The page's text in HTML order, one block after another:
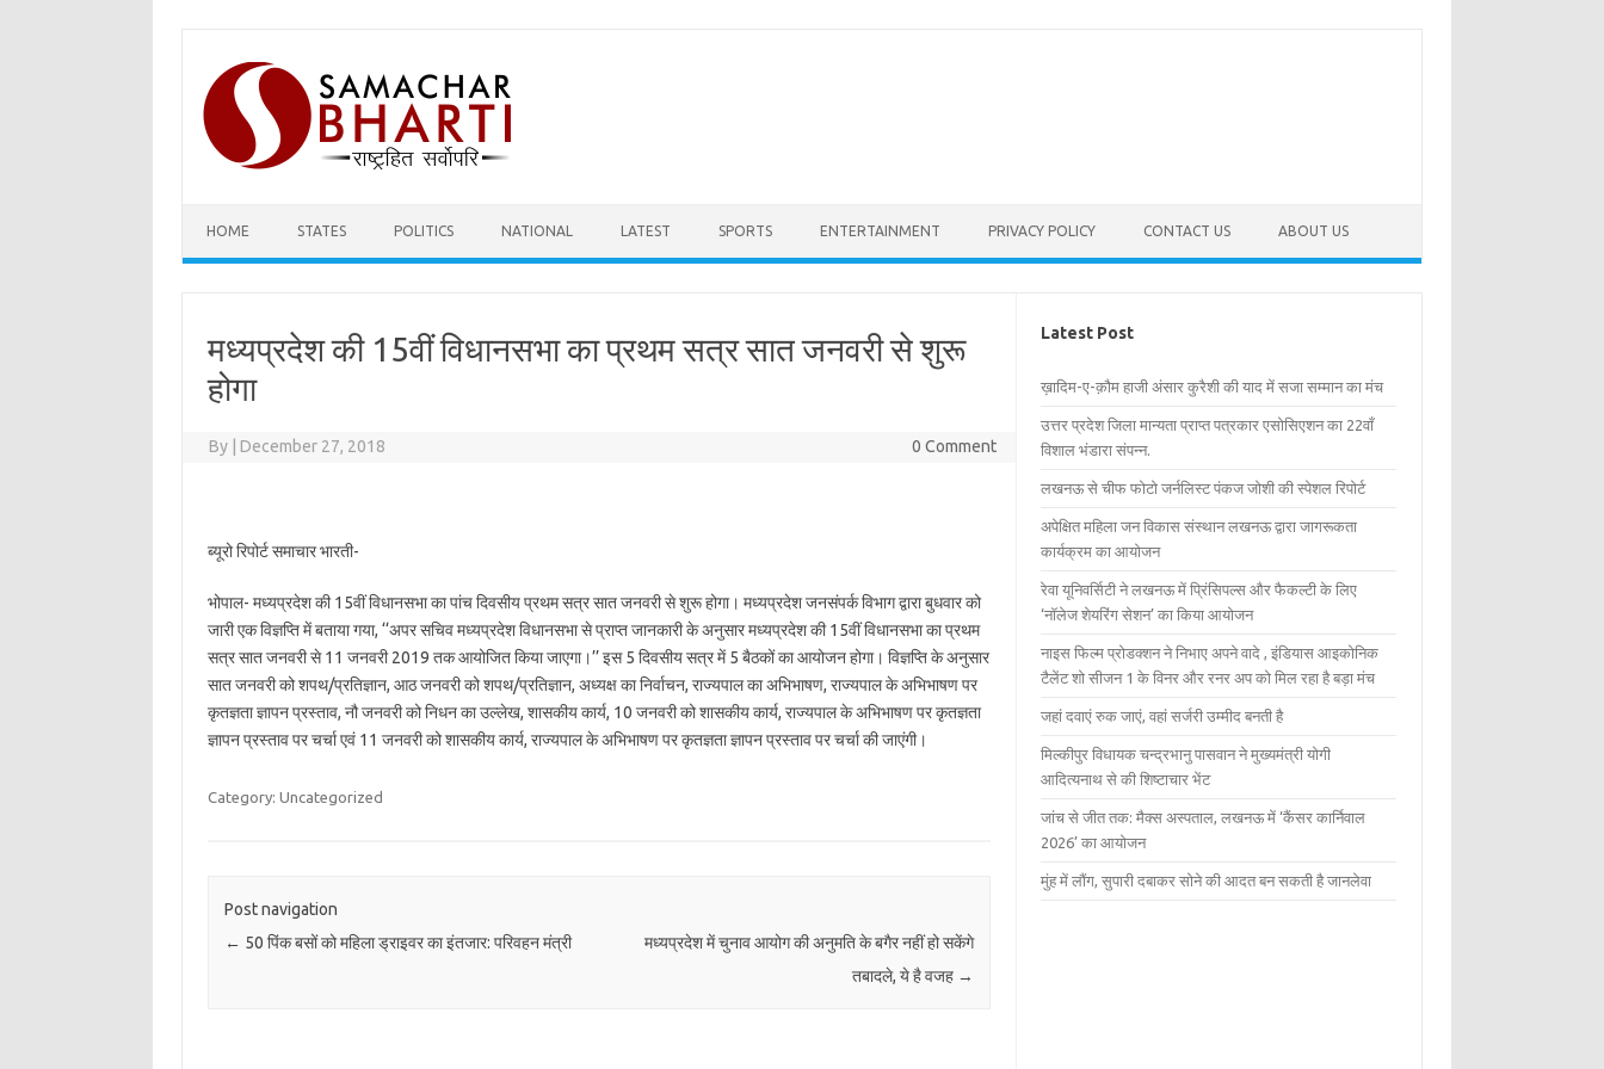
content
HOME STATES POLITICS NATIONAL LATEST SPORTS ENTERTAINMENT PRIVACY POLICY CONTACT US ABOUT US
मध्यप्रदेश की 15वीं विधानसभा का प्रथम सत्र सात जनवरी से शुरू
होगा
By December 27, 2018 0 Comment
ब्यूरो रिपोर्ट समाचार भारती-
भोपाल- मध्यप्रदेश की 15वीं विधानसभा का पांच दिवसीय प्रथम सत्र सात जनवरी से शुरू होगा। मध्यप्रदेश जनसंपर्क विभाग द्वारा बुधवार को
जारी एक विज्ञप्ति में बताया गया, ‘‘अपर सचिव मध्यप्रदेश विधानसभा से प्राप्त जानकारी के अनुसार मध्यप्रदेश की 15वीं विधानसभा का प्रथम
सत्र सात जनवरी से 11 जनवरी 2019 तक आयोजित किया जाएगा।’’ इस 5 दिवसीय सत्र में 5 बैठकों का आयोजन होगा। विज्ञप्ति के अनुसार
सात जनवरी को शपथ/प्रतिज्ञान, आठ जनवरी को शपथ/प्रतिज्ञान, अध्यक्ष का निर्वाचन, राज्यपाल का अभिभाषण, राज्यपाल के अभिभाषण पर
कृतज्ञता ज्ञापन प्रस्ताव, नौ जनवरी को निधन का उल्लेख, शासकीय कार्य, 10 जनवरी को शासकीय कार्य, राज्यपाल के अभिभाषण पर कृतज्ञता
ज्ञापन प्रस्ताव पर चर्चा एवं 11 जनवरी को शासकीय कार्य, राज्यपाल के अभिभाषण पर कृतज्ञता ज्ञापन प्रस्ताव पर चर्चा की जाएंगी।
Category: Uncategorized
Post navigation
← 50 पिंक बसों को महिला ड्राइवर का इंतजार: परिवहन मंत्री
मध्यप्रदेश में चुनाव आयोग की अनुमति के बगैर नहीं हो सकेंगे
तबादले, ये है वजह →
Latest Post
ख़ादिम-ए-क़ौम हाजी अंसार कुरैशी की याद में सजा सम्मान का मंच
उत्तर प्रदेश जिला मान्यता प्राप्त पत्रकार एसोसिएशन का 22वाँ
विशाल भंडारा संपन्न.
लखनऊ से चीफ फोटो जर्नलिस्ट पंकज जोशी की स्पेशल रिपोर्ट
अपेक्षित महिला जन विकास संस्थान लखनऊ द्वारा जागरूकता
कार्यक्रम का आयोजन
रेवा यूनिवर्सिटी ने लखनऊ में प्रिंसिपल्स और फैकल्टी के लिए
‘नॉलेज शेयरिंग सेशन’ का किया आयोजन
नाइस फिल्म प्रोडक्शन ने निभाए अपने वादे , इंडियास आइकोनिक
टैलेंट शो सीजन 1 के विनर और रनर अप को मिल रहा है बड़ा मंच
जहां दवाएं रुक जाएं, वहां सर्जरी उम्मीद बनती है
मिल्कीपुर विधायक चन्द्रभानु पासवान ने मुख्यमंत्री योगी
आदित्यनाथ से की शिष्टाचार भेंट
जांच से जीत तक: मैक्स अस्पताल, लखनऊ में ‘कैंसर कार्निवाल
2026’ का आयोजन
मुंह में लौंग, सुपारी दबाकर सोने की आदत बन सकती है जानलेवा